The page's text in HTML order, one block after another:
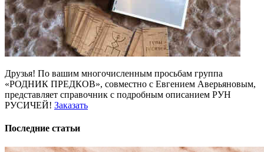
Друзья! По вашим многочисленным просьбам группа
«РОДНИК ПРЕДКОВ», совместно с Евгением Аверьяновым,
представляет справочник с подробным описанием РУН
РУСИЧЕЙ! Заказать
Последние статьи